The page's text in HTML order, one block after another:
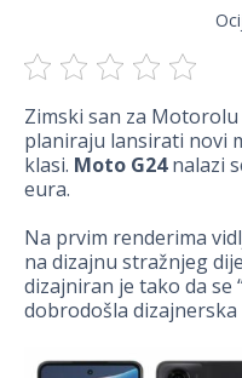
Zimski san za
planiraju lansirati novi
klasi. Moto G24nalazi
eura.
Na prvim renderima
na dizajnu stražnjeg
dizajniran je tako da se
dobrodošla